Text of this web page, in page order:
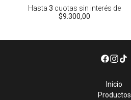
Hasta 3 cuotas sin interés de
$9.300,00
Inicio
Productos